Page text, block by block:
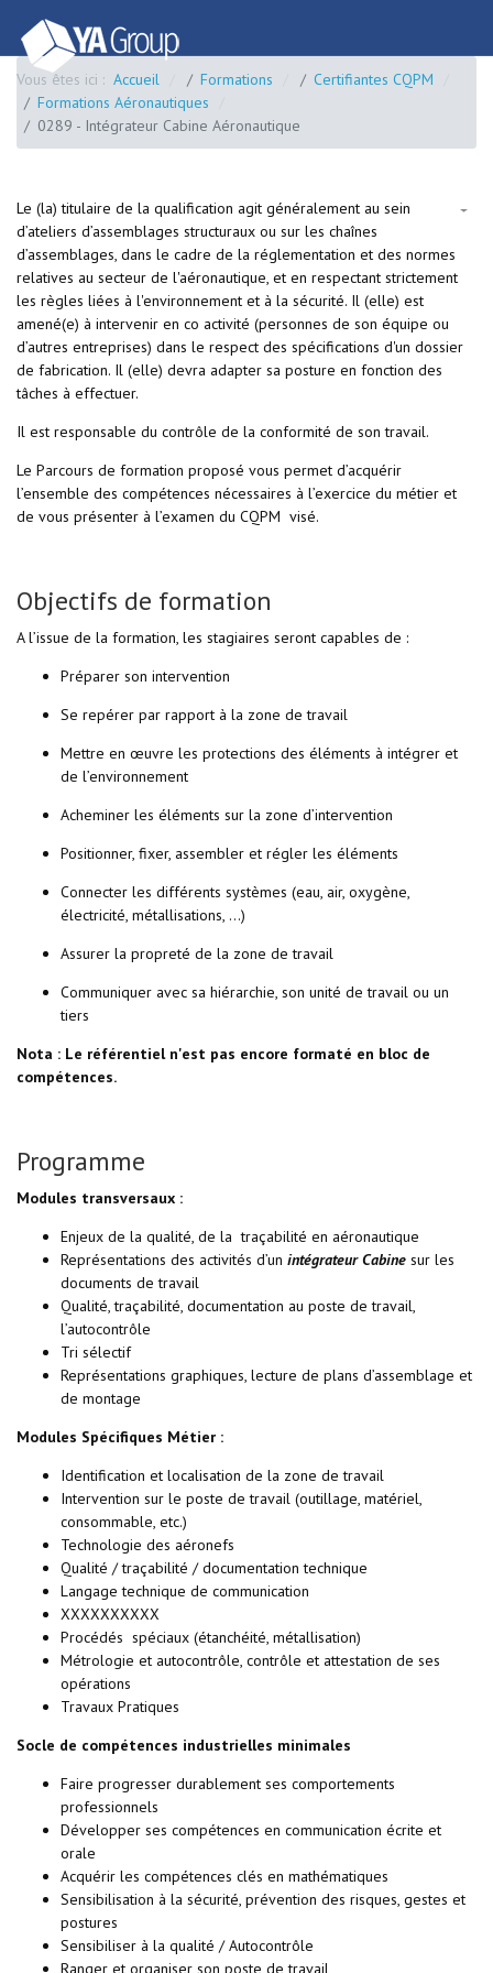
Vous êtes ici : Accueil Formations
Certifiantes CQPM
Formations Aéronautiques
0289 - Intégrateur Cabine Aéronautique
Le (la) titulaire de la qualification agit généralement au sein
d’ateliers d’assemblages structuraux ou sur les chaînes
d’assemblages, dans le cadre de la réglementation et des normes
relatives au secteur de l'aéronautique, et en respectant strictement
les règles liées à l'environnement et à la sécurité. Il (elle) est
amené(e) à intervenir en co activité (personnes de son équipe ou
d’autres entreprises) dans le respect des spécifications d'un dossier
de fabrication. Il (elle) devra adapter sa posture en fonction des
tâches à effectuer.
Il est responsable du contrôle de la conformité de son travail.
Le Parcours de formation proposé vous permet d’acquérir
l’ensemble des compétences nécessaires à l’exercice du métier et
de vous présenter à l’examen du CQPM visé.
Objectifs de formation
A l’issue de la formation, les stagiaires seront capables de :
Préparer son intervention
Se repérer par rapport à la zone de travail
Mettre en œuvre les protections des éléments à intégrer et
de l’environnement
Acheminer les éléments sur la zone d’intervention
Positionner, fixer, assembler et régler les éléments
Connecter les différents systèmes (eau, air, oxygène,
électricité, métallisations, ...)
Assurer la propreté de la zone de travail
Communiquer avec sa hiérarchie, son unité de travail ou un
tiers
Nota : Le référentiel n'est pas encore formaté en bloc de
compétences.
Programme
Modules transversaux :
Enjeux de la qualité, de la traçabilité en aéronautique
Représentations des activités d’un intégrateur Cabine sur les
documents de travail
Qualité, traçabilité, documentation au poste de travail,
l’autocontrôle
Tri sélectif
Représentations graphiques, lecture de plans d’assemblage et
de montage
Modules Spécifiques Métier :
Identification et localisation de la zone de travail
Intervention sur le poste de travail (outillage, matériel,
consommable, etc.)
Technologie des aéronefs
Qualité / traçabilité / documentation technique
Langage technique de communication
XXXXXXXXXX
Procédés spéciaux (étanchéité, métallisation)
Métrologie et autocontrôle, contrôle et attestation de ses
opérations
Travaux Pratiques
Socle de compétences industrielles minimales
Faire progresser durablement ses comportements
professionnels
Développer ses compétences en communication écrite et
orale
Acquérir les compétences clés en mathématiques
Sensibilisation à la sécurité, prévention des risques, gestes et
postures
Sensibiliser à la qualité / Autocontrôle
Ranger et organiser son poste de travail